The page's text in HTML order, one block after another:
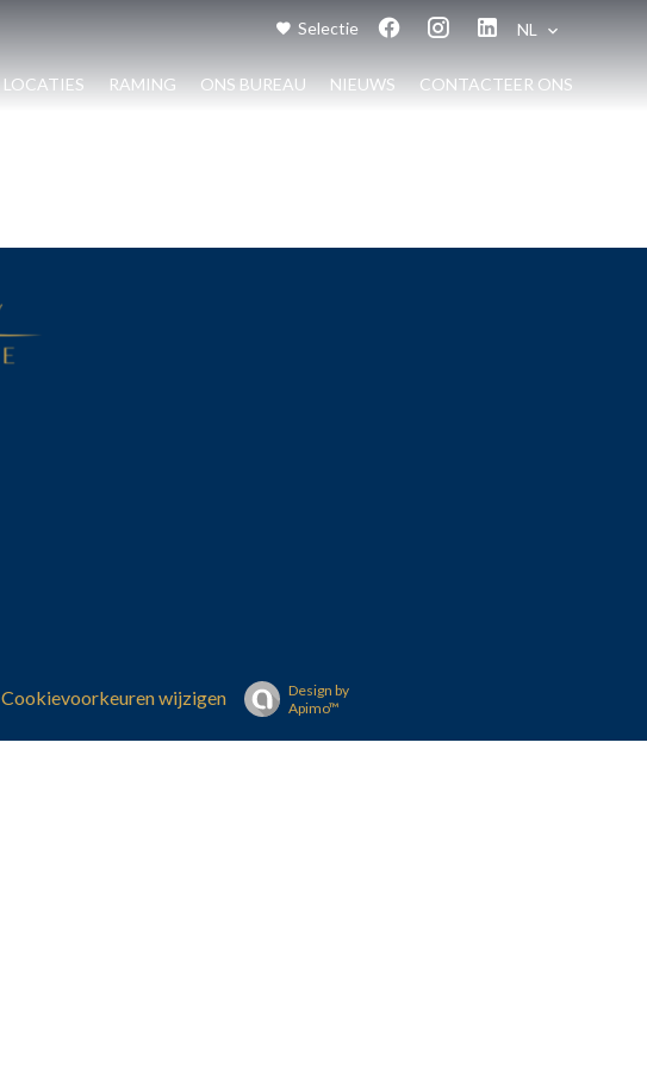
Selectie NL
LOCATIES RAMING ONS BUREAU NIEUWS CONTACTEER ONS
Cookievoorkeuren wijzigen
Design by
Apimo™